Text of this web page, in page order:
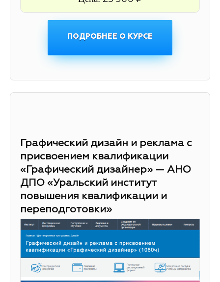
ПОДРОБНЕЕ О КУРСЕ
Графический дизайн и реклама с
присвоением квалификации
«Графический дизайнер» — АНО
ДПО «Уральский институт
повышения квалификации и
переподготовки»